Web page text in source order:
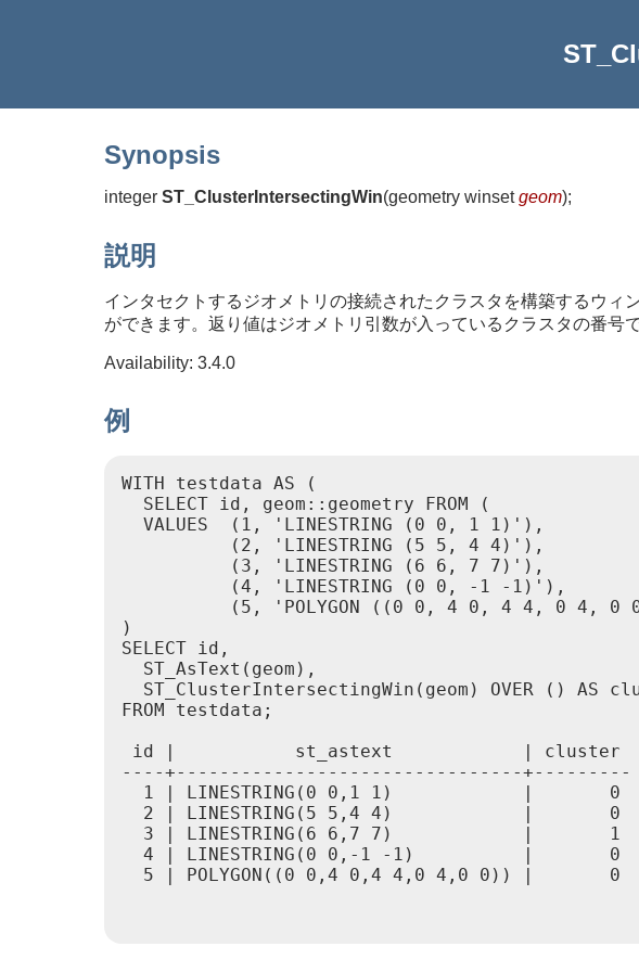
Synopsis
integer ST_ClusterIntersectingWin(geometry winsetgeom);
説明
インタセクトするジオメトリの接続されたクラスタを構築するウ
ができます。返り値はジオメトリ引数が入っているクラスタの番号
Availability: 3.4.0
例
WITH testdata AS (
  SELECT id, geom::geometry FROM (
  VALUES  (1, 'LINESTRING (0 0, 1 1)'),
          (2, 'LINESTRING (5 5, 4 4)'),
          (3, 'LINESTRING (6 6, 7 7)'),
          (4, 'LINESTRING (0 0, -1 -1)'),
(5, 'POLYGON ((0 0, 4 0, 4 4, 0 4, 0
)
SELECT id,
  ST_AsText(geom),
ST_ClusterIntersectingWin(geom) OVER () AS
FROM testdata;
id |           st_astext            | cluster
----+--------------------------------+---------
  1 | LINESTRING(0 0,1 1)            |       0
  2 | LINESTRING(5 5,4 4)            |       0
  3 | LINESTRING(6 6,7 7)            |       1
  4 | LINESTRING(0 0,-1 -1)          |       0
  5 | POLYGON((0 0,4 0,4 4,0 4,0 0)) |       0